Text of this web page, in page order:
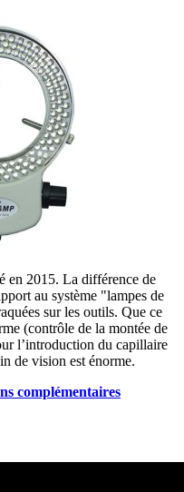
en 2015. La différence de
au système "lampes de
sur les outils. Que ce
(contrôle de la montée de
l’introduction du capillaire
de vision est énorme.
complémentaires